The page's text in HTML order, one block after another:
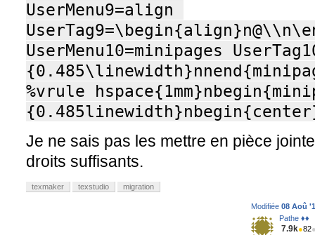
UserMenu9=align
UserMenu10=minipages
%vrule
Je ne sais pas les mettre en pièce
droits suffisants.
texmaker texstudio migration
Modifiée 08 Aoû
Pathe ♦♦
7.9k●82